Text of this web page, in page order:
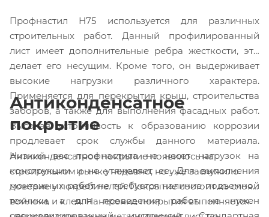
Профнастил Н75 используется для различных
строительных работ. Данный профилированный
лист имеет дополнительные ребра жесткости, это
делает его несущим. Кроме того, он выдерживает
высокие нагрузки различного характера.
Применяется для перекрытия крыш, строительства
заборов, а также для выполнения фасадных работ.
Высокая устойчивость к образованию коррозии
продлевает срок службы данного материала.
Низкий вес профнастила не несет нагрузок на
конструкции и не утяжеляет ее. Для выполнения
монтажных работ не требуется наличие подъемной
техники, а для проведения работ не нужен
Антиконденсатное
покрытие
Антиконденсатное покрытие появилось на
строительном рынке недавно, но уже заслужило
доверие у потребителей. Покрытие состоит из слоя
войлока и клея. Нанесение покрытия выполняется